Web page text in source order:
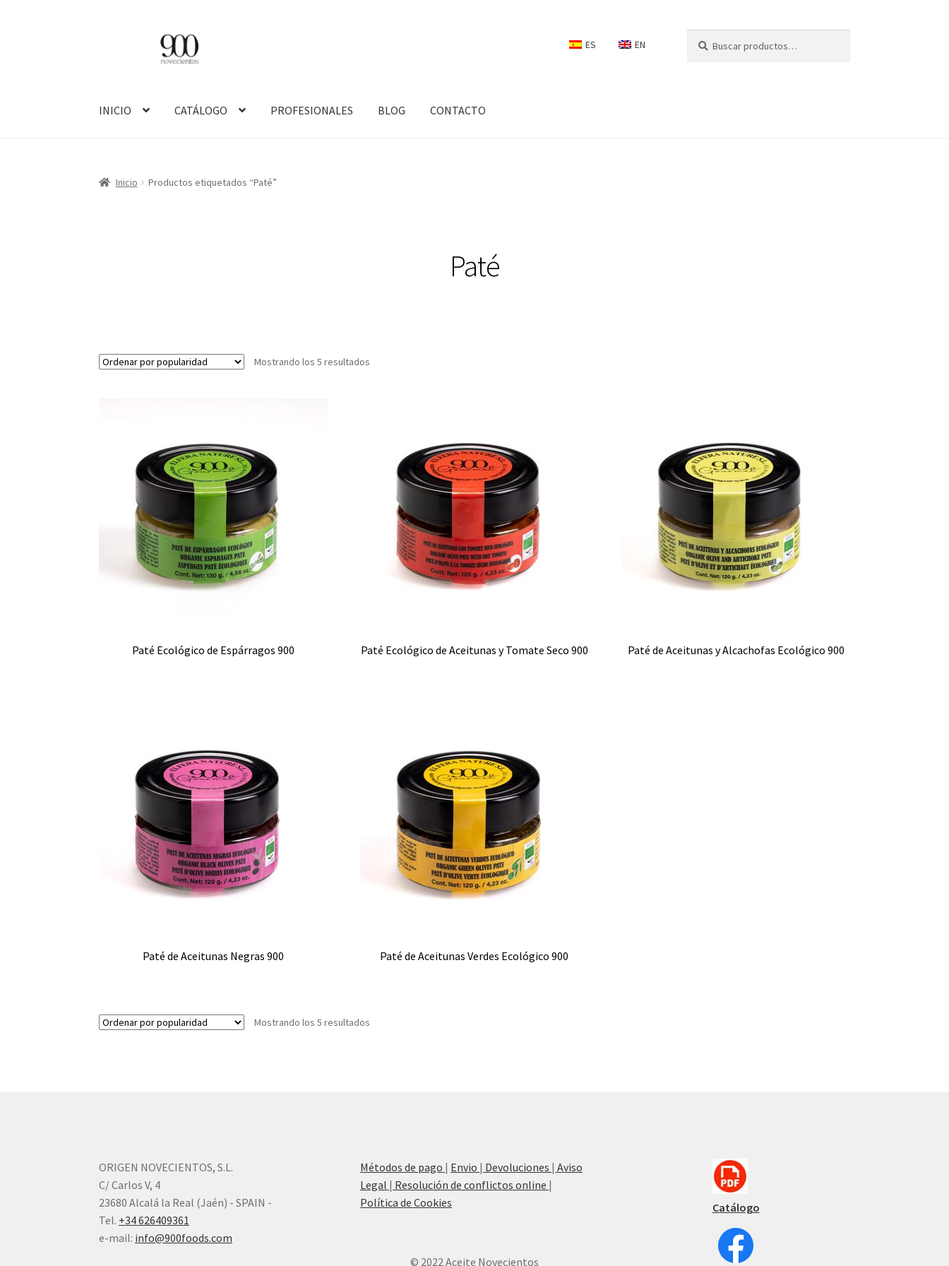
ES EN
por:
INICIO CATÁLOGO PROFESIONALES BLOG CONTACTO
Inicio Productos etiquetados “Paté”
Paté
Mostrando los 5 resultados
Paté Ecológico de Espárragos 900 Paté Ecológico de Aceitunas y Tomate Seco 900 Paté de Aceitunas y Alcachofas Ecológico 900
Paté de Aceitunas Negras 900 Paté de Aceitunas Verdes Ecológico 900
Mostrando los 5 resultados
ORIGEN NOVECIENTOS, S.L.
C/ Carlos V, 4
23680 Alcalá la Real (Jaén) - SPAIN -
Tel. +34 626409361
e-mail: info@900foods.com
Métodos de pago | Envio | Devoluciones | Aviso
Legal | Resolución de conflictos online |
Política de Cookies
© 2022 Aceite Novecientos
Catálogo